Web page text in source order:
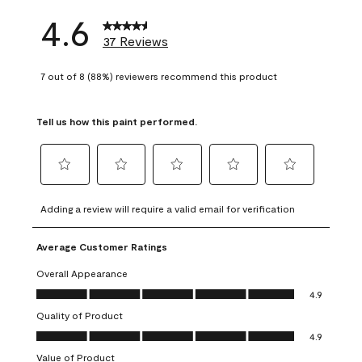
4.6 37 Reviews
7 out of 8 (88%) reviewers recommend this product
Tell us how this paint performed.
to
rate
the
item
with
1
This
action
will
to
rate
the
with
2
This
action
will
to
rate
the
item
3
action
to
rate
4
action
to
rate
5
action
Adding a review will require a valid email for verification
Average Customer Ratings
Overall Appearance
Overall Appearance, 4.9 out of 5
4.9
Quality of Product
Quality of Product, 4.9 out of 5
4.9
Value of Product